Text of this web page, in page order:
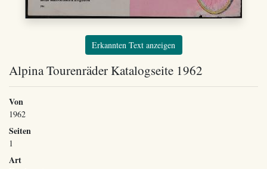
Erkannten Text anzeigen
Alpina Tourenräder Katalogseite 1962
Von
1962
Seiten
1
Art